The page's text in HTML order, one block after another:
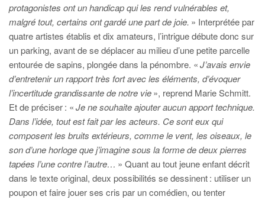
protagonistes ont un handicap qui les rend vulnérables et,
malgré tout, certains ont gardé une part de joie. » Interprétée par
quatre artistes établis et dix amateurs, l’intrigue débute donc sur
un parking, avant de se déplacer au milieu d’une petite parcelle
entourée de sapins, plongée dans la pénombre. «J’avais envie
d’entretenir un rapport très fort avec les éléments, d’évoquer
l’incertitude grandissante de notre vie», reprend Marie Schmitt.
Et de préciser : «Je ne souhaite ajouter aucun apport technique.
Dans l’idée, tout est fait par les acteurs. Ce sont eux qui
composent les bruits extérieurs, comme le vent, les oiseaux, le
son d’une horloge que j’imagine sous la forme de deux pierres
tapées l’une contre l’autre… » Quant au tout jeune enfant décrit
dans le texte original, deux possibilités se dessinent : utiliser un
poupon et faire jouer ses cris par un comédien, ou tenter